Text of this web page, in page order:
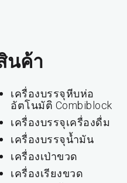
นค้า
เครื่องบรรจุหีบห่อ
อัตโนมัติ Combiblock
เครื่องบรรจุเครื่องดื่ม
เครื่องบรรจุน้ำมัน
เครื่องเป่าขวด
เครื่องเรียงขวด